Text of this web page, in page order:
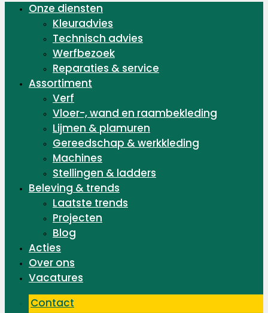
Onze diensten
Kleuradvies
Technisch advies
Werfbezoek
Reparaties & service
Assortiment
Verf
Vloer-, wand en raambekleding
Lijmen & plamuren
Gereedschap & werkkleding
Machines
Stellingen & ladders
Beleving & trends
Laatste trends
Projecten
Blog
Acties
Over ons
Vacatures
Contact